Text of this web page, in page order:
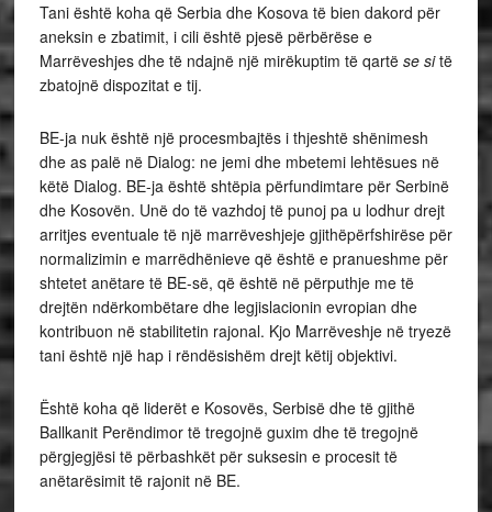
Tani është koha që Serbia dhe Kosova të bien dakord për
aneksin e zbatimit, i cili është pjesë përbërëse e
Marrëveshjes dhe të ndajnë një mirëkuptim të qartë se sitë
zbatojnë dispozitat e tij.
BE-ja nuk është një procesmbajtës i thjeshtë shënimesh
dhe as palë në Dialog: ne jemi dhe mbetemi lehtësues në
këtë Dialog. BE-ja është shtëpia përfundimtare për Serbinë
dhe Kosovën. Unë do të vazhdoj të punoj pa u lodhur drejt
arritjes eventuale të një marrëveshjeje gjithëpërfshirëse për
normalizimin e marrëdhënieve që është e pranueshme për
shtetet anëtare të BE-së, që është në përputhje me të
drejtën ndërkombëtare dhe legjislacionin evropian dhe
kontribuon në stabilitetin rajonal. Kjo Marrëveshje në tryezë
tani është një hap i rëndësishëm drejt këtij objektivi.
Është koha që liderët e Kosovës, Serbisë dhe të gjithë
Ballkanit Perëndimor të tregojnë guxim dhe të tregojnë
përgjegjësi të përbashkët për suksesin e procesit të
anëtarësimit të rajonit në BE.